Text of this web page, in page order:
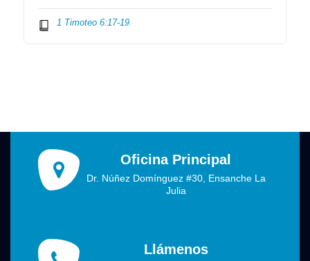
1 Timoteo 6:17-19
Oficina Principal
Dr. Núñez Domínguez #30, Ensanche La
Julia
Llámenos